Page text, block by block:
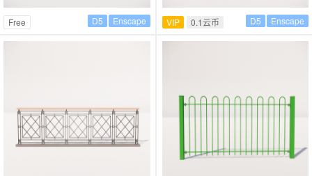
Free Enscape
D5 VIP 0.1云币 Enscape
D5